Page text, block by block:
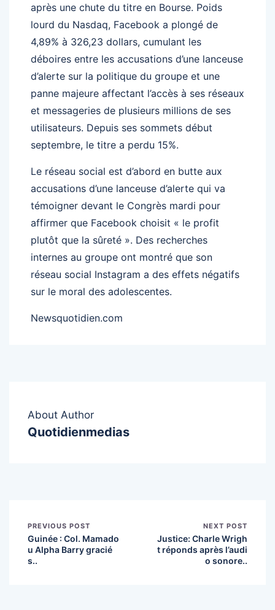
après une chute du titre en Bourse. Poids
lourd du Nasdaq, Facebook a plongé de
4,89% à 326,23 dollars, cumulant les
déboires entre les accusations d’une lanceuse
d’alerte sur la politique du groupe et une
panne majeure affectant l’accès à ses réseaux
et messageries de plusieurs millions de ses
utilisateurs. Depuis ses sommets début
septembre, le titre a perdu 15%.
Le réseau social est d’abord en butte aux
accusations d’une lanceuse d’alerte qui va
témoigner devant le Congrès mardi pour
affirmer que Facebook choisit « le profit
plutôt que la sûreté ». Des recherches
internes au groupe ont montré que son
réseau social Instagram a des effets négatifs
sur le moral des adolescentes.
Newsquotidien.com
About Author
Quotidienmedias
PREVIOUS POST
Guinée : Col. Mamado
u Alpha Barry gracié
s..
NEXT POST
Justice: Charle Wrigh
t réponds après l’audi
o sonore..